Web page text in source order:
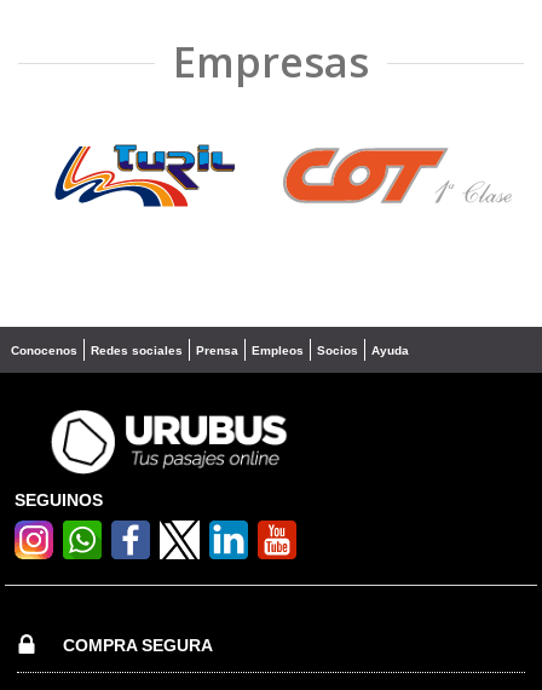
Empresas
❮ ❯
Conocenos Redes sociales Prensa Empleos Socios Ayuda
SEGUINOS
COMPRA SEGURA